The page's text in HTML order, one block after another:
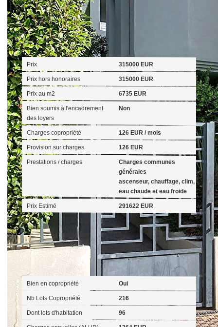
Aspects financiers
Prix 315000 EUR
Prix hors honoraires 315000 EUR
Prix au m2 6735 EUR
Bien soumis à l'encadrement
des loyers
Non
Charges copropriété 126 EUR / mois
Provision sur charges 126 EUR
Prestations / charges
Charges communes
générales
ascenseur, chauffage, clim,
eau chaude et eau froide
Prix Estimé 291622 EUR
Copropriété
Bien en copropriété Oui
Nb Lots Copropriété 216
Dont lots d'habitation 96